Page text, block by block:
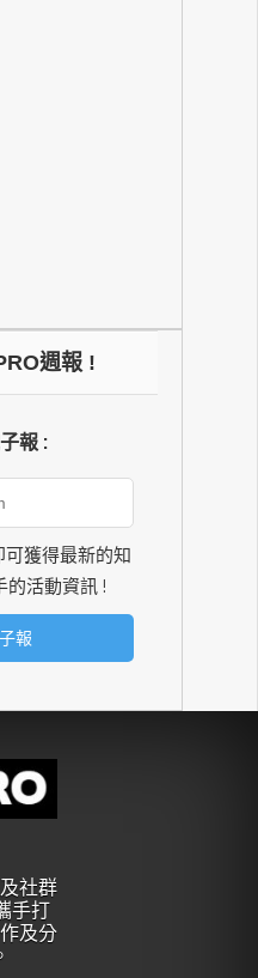
週報 !
報 :
獲得最新的知
的活動資訊 !
社群
手打
及分